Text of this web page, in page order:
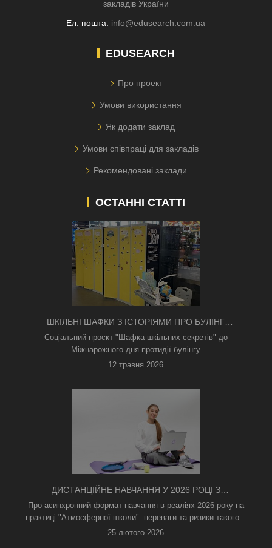
закладів України
Ел. пошта: info@edusearch.com.ua
EDUSEARCH
Про проект
Умови використання
Як додати заклад
Умови співпраці для закладів
Рекомендовані заклади
ОСТАННІ СТАТТІ
ШКІЛЬНІ ШАФКИ З ІСТОРІЯМИ ПРО БУЛІНГ
З'ЯВИЛИСЯ В КИЄВІ
Соціальний проєкт "Шафка шкільних секретів" до
Міжнарожного дня протидії булінгу
12 травня 2026
ДИСТАНЦІЙНЕ НАВЧАННЯ У 2026 РОЦІ З
ТРИВОГАМИ ТА БЕЗ СВІТЛА: ЯК АСИНХРОННИЙ
ФОРМАТ РЯТУЄ ОСВІТНІЙ ПРОЦЕС
Про асинхронний формат навчання в реаліях 2026 року на
практиці "Атмосферної школи": переваги та ризики такого...
25 лютого 2026